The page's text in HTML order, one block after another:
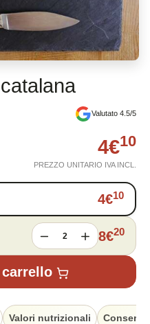
Valutato 4.5/5
4€10
PREZZO UNITARIO IVA INCL.
4€10
2 8€20
Valori nutrizionali